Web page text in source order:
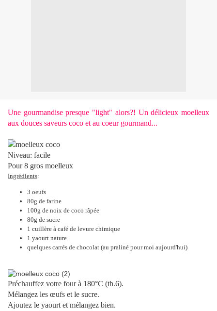
Une gourmandise presque "light" alors?! Un délicieux moelleux
aux douces saveurs coco et au coeur gourmand...
Niveau: facile
Pour 8 gros moelleux
Ingrédients:
3 oeufs
80g de farine
100g de noix de coco râpée
80g de sucre
1 cuillère à café de levure chimique
1 yaourt nature
quelques carrés de chocolat (au praliné pour moi aujourd'hui)
Préchauffez votre four à 180°C (th.6).
Mélangez les œufs et le sucre.
Ajoutez le yaourt et mélangez bien.